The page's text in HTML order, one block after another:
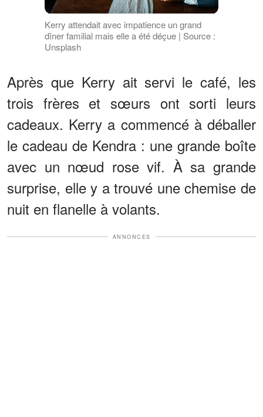
Kerry attendait avec impatience un grand
dîner familial mais elle a été déçue | Source :
Unsplash
Après que Kerry ait servi le café, les
trois frères et sœurs ont sorti leurs
cadeaux. Kerry a commencé à déballer
le cadeau de Kendra : une grande boîte
avec un nœud rose vif. À sa grande
surprise, elle y a trouvé une chemise de
nuit en flanelle à volants.
ANNONCES